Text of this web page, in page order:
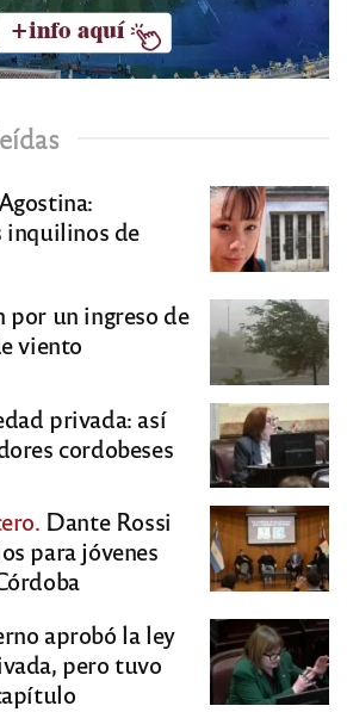
inquilinos de
por un ingreso de
viento
privada: así
cordobeses
Dante Rossi
para jóvenes
aprobó la ley
pero tuvo